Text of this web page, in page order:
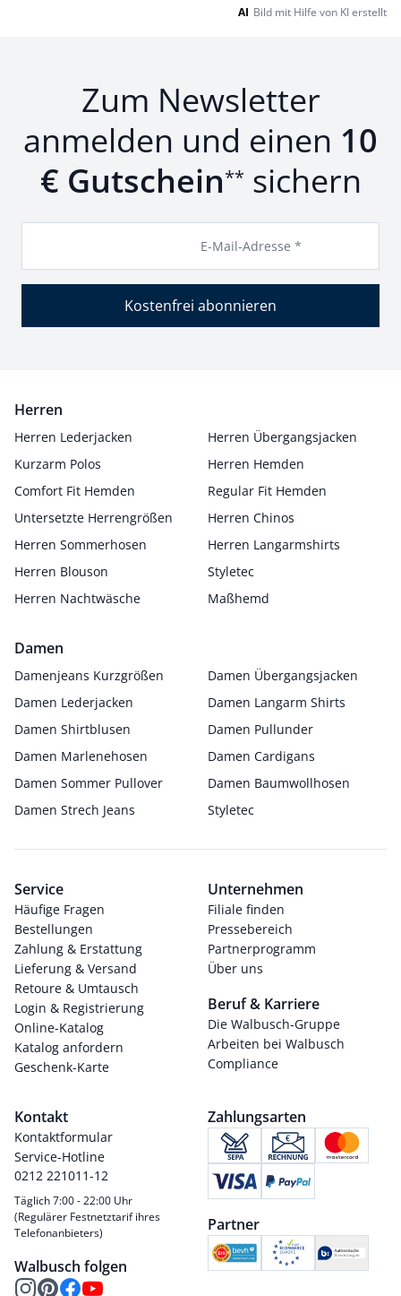
AI Bild mit Hilfe von KI erstellt
Zum Newsletter
anmelden und einen 10
€ Gutschein** sichern
E-Mail-Adresse *
Kostenfrei abonnieren
Herren
Herren Lederjacken
Herren Übergangsjacken
Kurzarm Polos
Herren Hemden
Comfort Fit Hemden
Regular Fit Hemden
Untersetzte Herrengrößen
Herren Chinos
Herren Sommerhosen
Herren Langarmshirts
Herren Blouson
Styletec
Herren Nachtwäsche
Maßhemd
Damen
Damenjeans Kurzgrößen
Damen Übergangsjacken
Damen Lederjacken
Damen Langarm Shirts
Damen Shirtblusen
Damen Pullunder
Damen Marlenehosen
Damen Cardigans
Damen Sommer Pullover
Damen Baumwollhosen
Damen Strech Jeans
Styletec
Service
Häufige Fragen
Bestellungen
Zahlung & Erstattung
Lieferung & Versand
Retoure & Umtausch
Login & Registrierung
Online-Katalog
Katalog anfordern
Geschenk-Karte
Unternehmen
Filiale finden
Pressebereich
Partnerprogramm
Über uns
Beruf & Karriere
Die Walbusch-Gruppe
Arbeiten bei Walbusch
Compliance
Kontakt
Kontaktformular
Service-Hotline
0212 221011-12
Täglich 7:00 - 22:00 Uhr
(Regulärer Festnetztarif ihres
Telefonanbieters)
Walbusch folgen
Zahlungsarten
Partner